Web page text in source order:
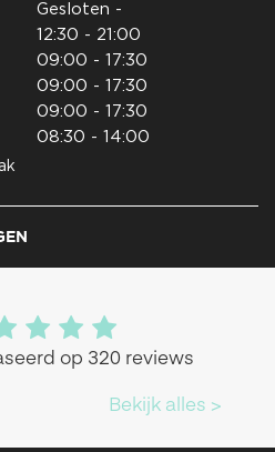
Gesloten -
12:30 - 21:00
09:00 - 17:30
09:00 - 17:30
09:00 - 17:30
08:30 - 14:00